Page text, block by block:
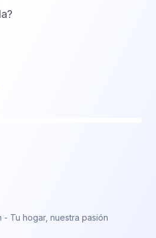
Tu hogar, nuestra pasión